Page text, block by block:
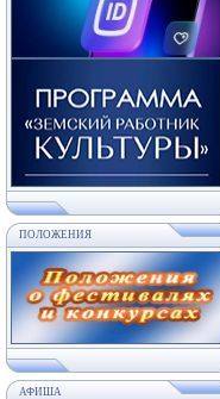
ПОЛОЖЕНИЯ
АФИША